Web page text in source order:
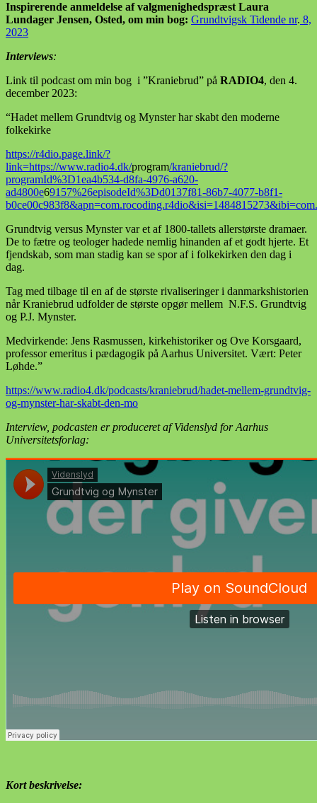
Inspirerende anmeldelse af valgmenighedspræst Laura
Lundager Jensen, Osted, om min bog: Grundtvigsk Tidende nr. 8,
2023
Interviews:
Link til podcast om min bog i ”Kraniebrud” på RADIO4, den 4.
december 2023:
“Hadet mellem Grundtvig og Mynster har skabt den moderne
folkekirke
https://r4dio.page.link/?
link=https://www.radio4.dk/program/kraniebrud/?
programId%3D1ea4b534-d8fa-4976-a620-
ad4800e69157%26episodeId%3Dd0137f81-86b7-4077-b8f1-
Grundtvig versus Mynster var et af 1800-tallets allerstørste dramaer.
De to fætre og teologer hadede nemlig hinanden af et godt hjerte. Et
fjendskab, som man stadig kan se spor af i folkekirken den dag i
dag.
Tag med tilbage til en af de største rivaliseringer i danmarkshistorien
når Kraniebrud udfolder de største opgør mellem N.F.S. Grundtvig
og P.J. Mynster.
Medvirkende: Jens Rasmussen, kirkehistoriker og Ove Korsgaard,
professor emeritus i pædagogik på Aarhus Universitet. Vært: Peter
Løhde.”
https://www.radio4.dk/podcasts/kraniebrud/hadet-mellem-grundtvig-
og-mynster-har-skabt-den-mo
Interview, podcasten er produceret af Videnslyd for Aarhus
Universitetsforlag:
Kort beskrivelse: